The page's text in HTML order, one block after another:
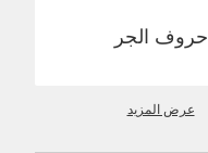
حروف الجر
عرض المزيد